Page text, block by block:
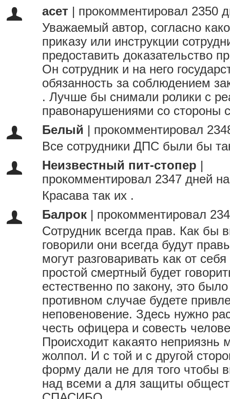
асет
прокомментировал 2350
Уважаемый автор, согласно
приказу или инструкции
предоставить доказательство
Он сотрудник и на него
обязанность за соблюдением
. Лучше бы снимали ролики с
правонарушениями со стороны
Белый
прокомментировал
Все сотрудники ДПС были бы
Неизвестный пит-стопер
прокомментировал 2347 дней
Красава так их .
Балрок
прокомментировал
Сотрудник всегда прав. Как бы
говорили они всегда будут
могут разговаривать как от
простой смертный будет
естественно по закону, это
противном случае будете
неповеновение. Здесь нужно
честь офицера и совесть
Происходит какаято неприязнь
жолпол. И с той и с другой
форму дали не для того чтобы
над всеми а для защиты